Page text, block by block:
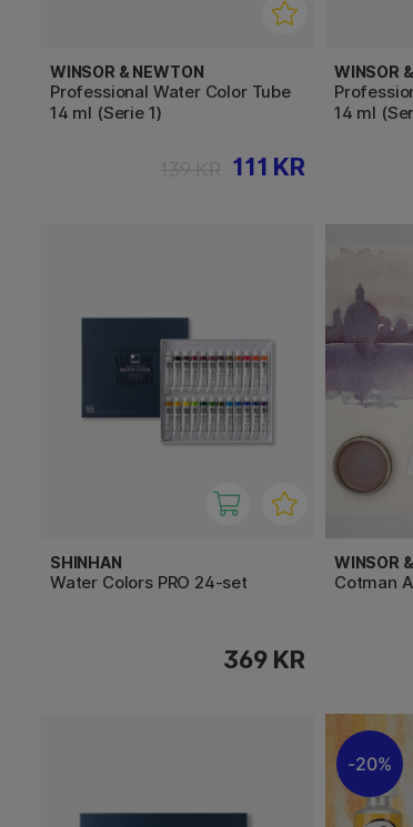
WINSOR & NEWTON
Professional Water Color Tube
14 ml (Serie 1)
111 KR
WINSOR
14 ml
SHINHAN
Water Colors PRO 24-set
369 KR
WINSOR
Cotman
20%